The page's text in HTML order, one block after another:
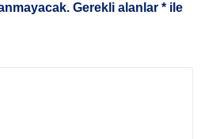
Gerekli alanlar * ile